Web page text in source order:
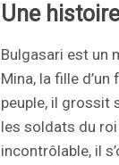
Une
Bulgasari est un
Mina, la fille
peuple, il grossit
les soldats du
incontrôlable, il